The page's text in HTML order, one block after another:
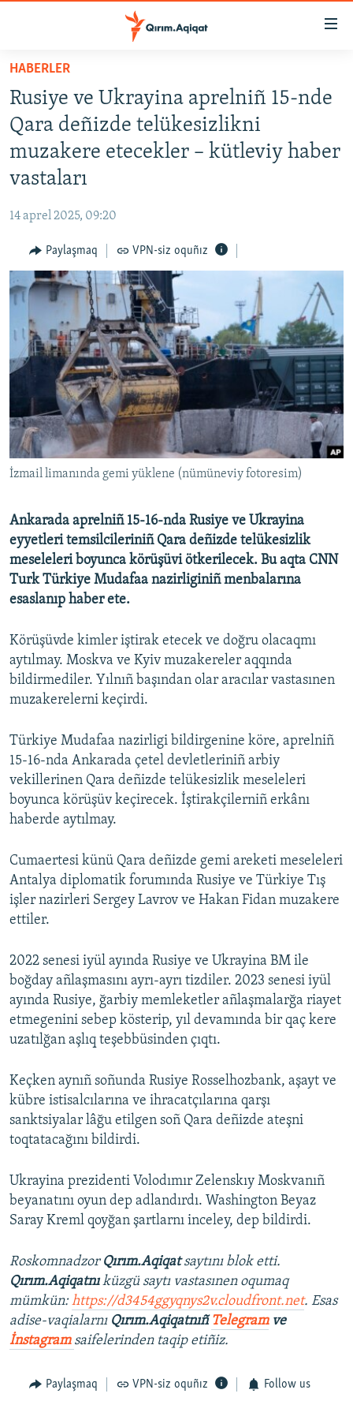
Esas
qaytmaq
Baş
navigatsiyağa
qaytmaq
Qıdıruvğa
SİYASET
İQTİSADİYAT
CEMİYET
İNSAN AQLARI
VİDEO
SÜRET
BLOGLAR
FİKİR
Русский
Українською
QOŞULIÑIZ!
RFE/RS bütün saytları
HABERLER
Rusiye ve Ukrayina aprelniñ 15-nde
Qara deñizde telükesizlikni
muzakere etecekler – kütleviy haber
vastaları
14 aprel 2025, 09:20
Paylaşmaq VPN-siz oquñız
İzmail limanında gemi yüklene (nümüneviy fotoresim)
Ankarada aprelniñ 15-16-nda Rusiye ve Ukrayina
eyyetleri temsilcileriniñ Qara deñizde telükesizlik
meseleleri boyunca körüşüvi ötkerilecek. Bu aqta CNN
Turk Türkiye Mudafaa nazirliginiñ menbalarına
esaslanıp haber ete.
Körüşüvde kimler iştirak etecek ve doğru olacaqmı
aytılmay. Moskva ve Kyiv muzakereler aqqında
bildirmediler. Yılnıñ başından olar aracılar vastasınen
muzakerelerni keçirdi.
Türkiye Mudafaa nazirligi bildirgenine köre, aprelniñ
15-16-nda Ankarada çetel devletleriniñ arbiy
vekillerinen Qara deñizde telükesizlik meseleleri
boyunca körüşüv keçirecek. İştirakçilerniñ erkânı
haberde aytılmay.
Cumaertesi künü Qara deñizde gemi areketi meseleleri
Antalya diplomatik forumında Rusiye ve Türkiye Tış
işler nazirleri Sergey Lavrov ve Hakan Fidan muzakere
ettiler.
2022 senesi iyül ayında Rusiye ve Ukrayina BM ile
boğday añlaşmasını ayrı-ayrı tizdiler. 2023 senesi iyül
ayında Rusiye, ğarbiy memleketler añlaşmalarğa riayet
etmegenini sebep kösterip, yıl devamında bir qaç kere
uzatılğan aşlıq teşebbüsinden çıqtı.
Keçken aynıñ soñunda Rusiye Rosselhozbank, aşayt ve
kübre istisalcılarına ve ihracatçılarına qarşı
sanktsiyalar lâğu etilgen soñ Qara deñizde ateşni
toqtatacağını bildirdi.
Ukrayina prezidenti Volodımır Zelenskıy Moskvanıñ
beyanatını oyun dep adlandırdı. Washington Beyaz
Saray Kreml qoyğan şartlarnı inceley, dep bildirdi.
Roskomnadzor Qırım.Aqiqatsaytını blok etti.
Qırım.Aqiqatnıküzgü saytı vastasınen oqumaq
mümkün:https://d3454ggyqnys2v.cloudfront.net. Esas
adise-vaqialarnı Qırım.Aqiqatnıñ Telegramve
İnstagram saifelerinden taqip etiñiz.
Paylaşmaq VPN-siz oquñız Follow us